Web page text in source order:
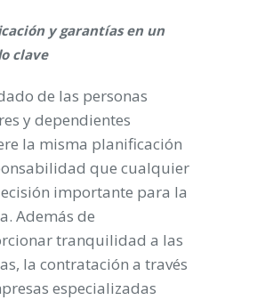
y garantías en un
clave
de las personas
y dependientes
la misma planificación
que cualquier
importante para la
Además de
tranquilidad a las
la contratación a través
especializadas